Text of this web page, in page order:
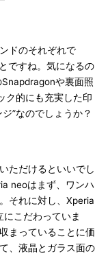
ドのそれぞれで
ですね。気になるの
や裏面照
ク的にも充実した印
”なのでしょうか？
ただけるといいでし
neoはまず、ワンハ
それに対し、Xperia
こだわっていま
まっていることに価
、液晶とガラス面の